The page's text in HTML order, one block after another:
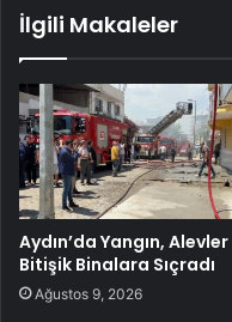
İlgili Makaleler
Aydın’da Yangın, Alevler
Bitişik Binalara Sıçradı
Ağustos 9, 2026